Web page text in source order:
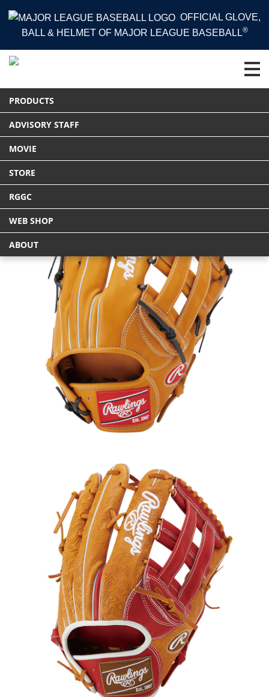
OFFICIAL GLOVE,
BALL & HELMET OF MAJOR LEAGUE BASEBALL®
PRODUCTS
ADVISORY STAFF
MOVIE
STORE
RGGC
WEB SHOP
ABOUT
HOME PRODUCTS
Tweet